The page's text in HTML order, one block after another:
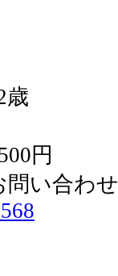
歳
円
問い合わせ